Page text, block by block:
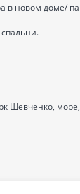
в новом доме/
Шевченко,